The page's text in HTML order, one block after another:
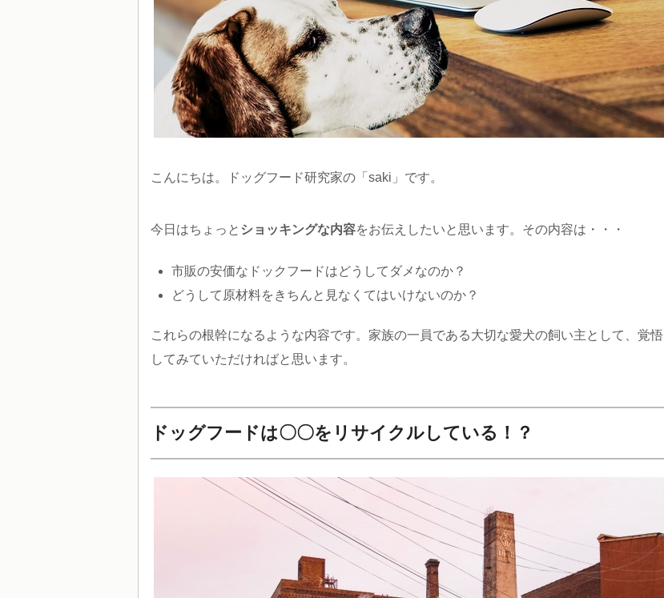
こんにちは。ドッグフード研究家の「saki」です。
今日はちょっと ショッキングな内容をお伝えしたいと思います。その内容は・・・
市販の安価なドックフードはどうしてダメなのか？
どうして原材料をきちんと見なくてはいけないのか？
これらの根幹になるような内容です。家族の一員である大切な愛犬の飼い主として、覚悟
してみていただければと思います。
ドッグフードは〇〇をリサイクルしている！？